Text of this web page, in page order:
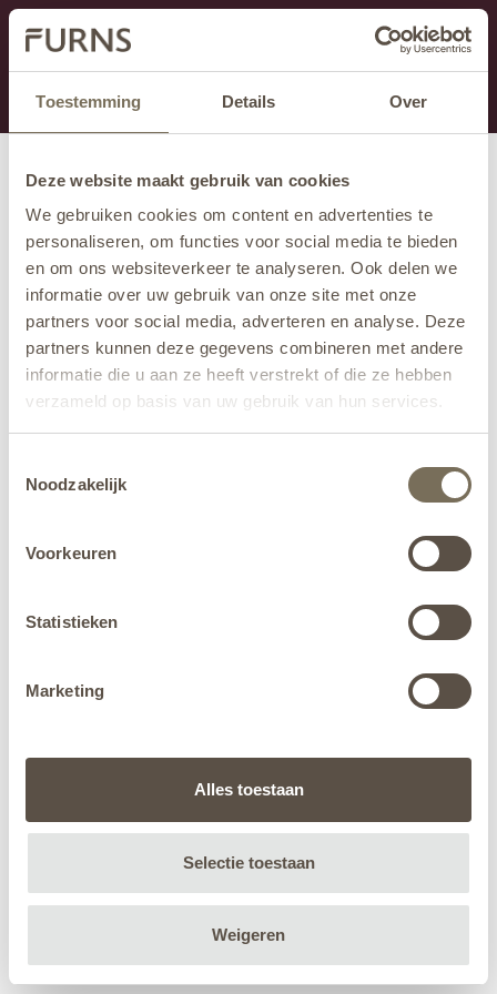
Toestemming Details Over
Deze website maakt gebruik van cookies
We gebruiken cookies om content en advertenties te
personaliseren, om functies voor social media te bieden
en om ons websiteverkeer te analyseren. Ook delen we
informatie over uw gebruik van onze site met onze
partners voor social media, adverteren en analyse. Deze
partners kunnen deze gegevens combineren met andere
informatie die u aan ze heeft verstrekt of die ze hebben
verzameld op basis van uw gebruik van hun services.
jehier.
Noodzakelijk
Voorkeuren
Statistieken
Marketing
Alles toestaan
Selectie toestaan
Weigeren
This section is currently under maintenance.
If you are missing information, you can call us at +31
413 745 423 or email us at info@furns.com